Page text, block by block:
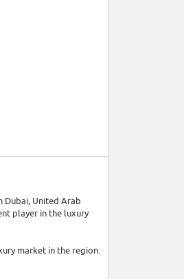
Dubai, United Arab
player in the luxury
market in the region.